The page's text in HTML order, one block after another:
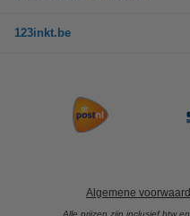
123inkt.be
Algemene
Alle prijzen zijn inclusief btw